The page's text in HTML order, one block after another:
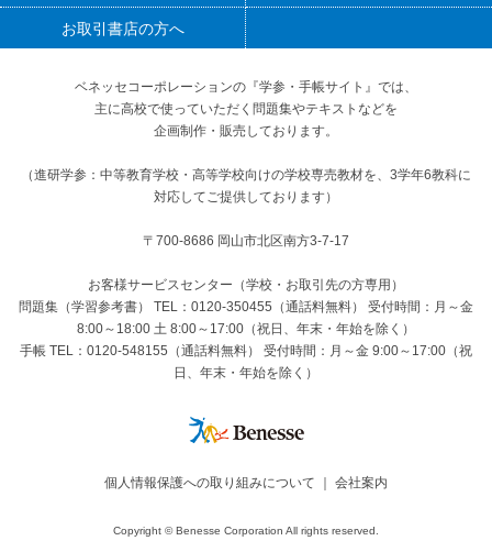
お取引書店の方へ
ベネッセコーポレーションの『学参・手帳サイト』 では、
主に高校で使っていただく問題集やテキストなどを
企画制作・販売しております。
（進研学参：中等教育学校・高等学校向けの学校専売教材を、3学年6教科に
対応してご提供しております）
〒700-8686 岡山市北区南方3-7-17
お客様サービスセンター（学校・お取引先の方専用）
問題集（学習参考書） TEL：0120-350455（通話料無料） 受付時間：月～金
8:00～18:00 土 8:00～17:00（祝日、年末・年始を除く）
手帳 TEL：0120-548155（通話料無料） 受付時間：月～金 9:00～17:00（祝
日、年末・年始を除く）
個人情報保護への取り組みについて ｜ 会社案内
Copyright © Benesse Corporation All rights reserved.